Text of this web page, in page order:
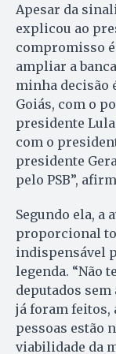
Apesar da
explicou ao
compromisso é
ampliar a
minha decisão
Goiás, com o
presidente
com o
presidente
pelo PSB”,
Segundo ela, a
proporcional
indispensável
legenda. “Não
deputados
já foram feitos,
pessoas estão
viabilidade da